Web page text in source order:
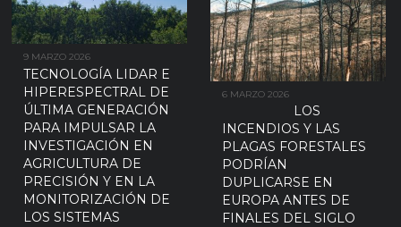
9 MARZO 2026
TECNOLOGÍA LIDAR E
HIPERESPECTRAL DE
ÚLTIMA GENERACIÓN
PARA IMPULSAR LA
INVESTIGACIÓN EN
AGRICULTURA DE
PRECISIÓN Y EN LA
MONITORIZACIÓN DE
LOS SISTEMAS
6 MARZO 2026
LOS
INCENDIOS Y LAS
PLAGAS FORESTALES
PODRÍAN
DUPLICARSE EN
EUROPA ANTES DE
FINALES DEL SIGLO